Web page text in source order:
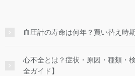
血圧計の寿命は何年？買い替え時
心不全とは？症状・原因・種類・
全ガイド】